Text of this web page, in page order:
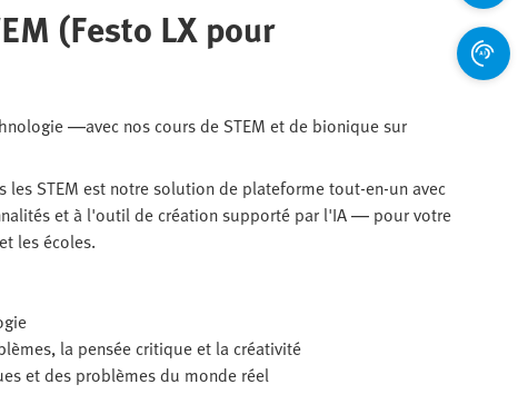
(Festo LX pour
—avec nos cours de STEM et de bionique sur
STEM est notre solution de plateforme tout-en-un avec
et à l'outil de création supporté par l'IA — pour votre
les écoles.
la pensée critique et la créativité
et des problèmes du monde réel